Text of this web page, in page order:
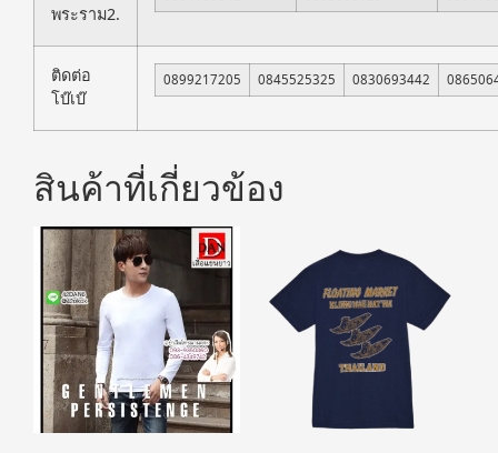
พระราม2.
ติดต่อ
โบ๊เบ๊
0899217205 0845525325 0830693442
สินค้าที่เกี่ยวข้อง